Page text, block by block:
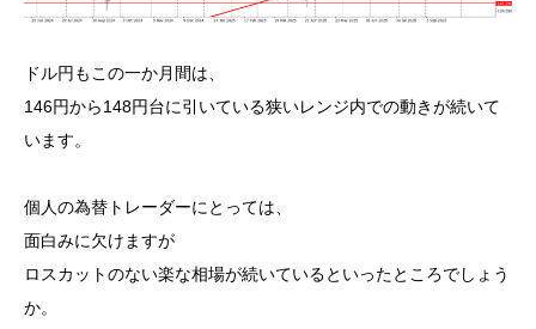
ドル円もこの一か月間は、
146円から148円台に引いている狭いレンジ内での動きが続いて
います。
個人の為替トレーダーにとっては、
面白みに欠けますが
ロスカットのない楽な相場が続いているといったところでしょう
か。